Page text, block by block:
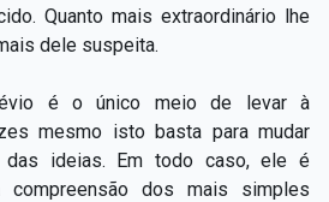
Quanto mais extraordinário lhe
dele suspeita.
é o único meio de levar à
mesmo isto basta para mudar
das ideias. Em todo caso, ele é
compreensão dos mais simples